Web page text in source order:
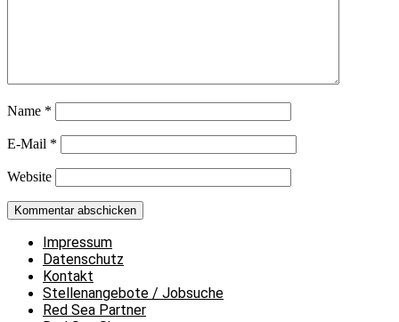
Name *
E-Mail *
Website
Impressum
Datenschutz
Kontakt
Stellenangebote / Jobsuche
Red Sea Partner